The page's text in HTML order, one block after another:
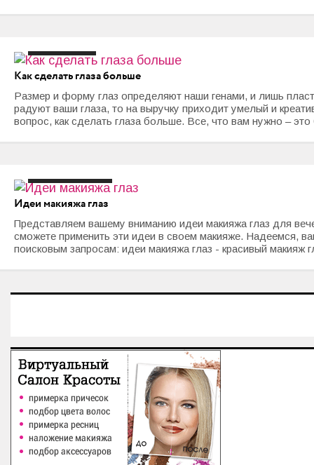
Как сделать глаза больше
Размер и форму глаз определяют наши генами, и лишь
радуют ваши глаза, то на выручку приходит умелый и
вопрос, как сделать глаза больше. Все, что вам нужно –
Идеи макияжа глаз
Представляем вашему вниманию идеи макияжа глаз для
сможете применить эти идеи в своем макияже. Надеемся,
поисковым запросам: идеи макияжа глаз - красивый макияж